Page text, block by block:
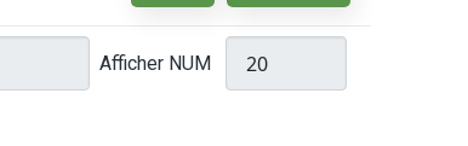
Afficher NUM